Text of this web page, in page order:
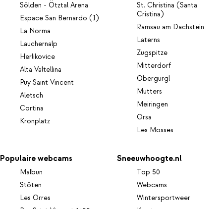
Sölden - Ötztal Arena
Espace San Bernardo (I)
La Norma
Lauchernalp
Herlikovice
Alta Valtellina
Puy Saint Vincent
Aletsch
Cortina
Kronplatz
St. Christina (Santa
Cristina)
Ramsau am Dachstein
Laterns
Zugspitze
Mitterdorf
Obergurgl
Mutters
Meiringen
Orsa
Les Mosses
Populaire webcams
Malbun
Stöten
Les Orres
Sneeuwhoogte.nl
Top 50
Webcams
Wintersportweer